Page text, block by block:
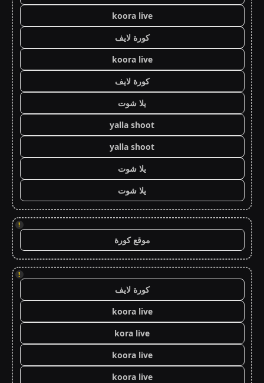
koora live
كورة لايف
koora live
كورة لايف
يلا شوت
yalla shoot
yalla shoot
يلا شوت
يلا شوت
!
موقع كورة
!
كورة لايف
koora live
kora live
koora live
koora live